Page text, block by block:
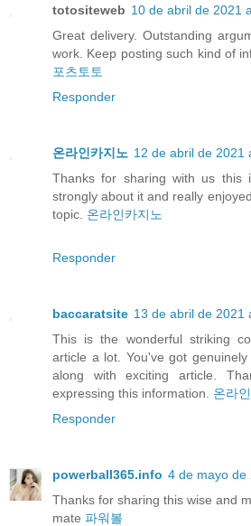
totositeweb 10 de abril de 2021
Great delivery. Outstanding
work. Keep posting such kind of
포츠토토
Responder
온라인카지노 12 de abril de 2021
Thanks for sharing with us this
strongly about it and really
topic. 온라인카지노
Responder
baccaratsite 13 de abril de 2021
This is the wonderful striking
article a lot. You've got
along with exciting article.
expressing this information. 온라
Responder
powerball365.info 4 de mayo de
Thanks for sharing this wise and
mate 파워볼